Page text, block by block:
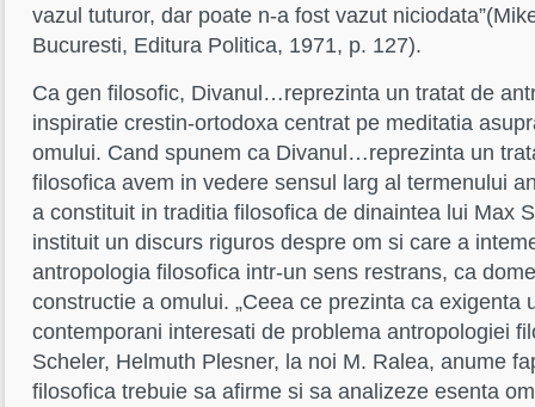
vazul tuturor, dar poate n-a fost vazut
Bucuresti, Editura Politica, 1971, p. 127).
Ca gen filosofic, Divanul…reprezinta un tratat de
inspiratie crestin-ortodoxa centrat pe meditatia
omului. Cand spunem ca Divanul…reprezinta un
filosofica avem in vedere sensul larg al termenului
a constituit in traditia filosofica de dinaintea lui Max
instituit un discurs riguros despre om si care a
antropologia filosofica intr-un sens restrans, ca
constructie a omului. „Ceea ce prezinta ca exigenta
contemporani interesati de problema antropologiei
Scheler, Helmuth Plesner, la noi M. Ralea, anume
filosofica trebuie sa afirme si sa analizeze esenta